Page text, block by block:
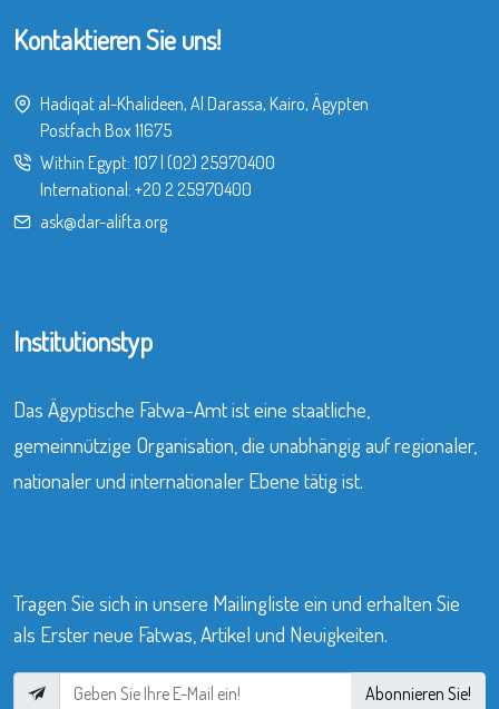
Kontaktieren Sie uns!
Hadiqat al-Khalideen, Al Darassa, Kairo, Ägypten
Postfach Box 11675
Within Egypt: 107| (02) 25970400
International: +20 2 25970400
ask@dar-alifta.org
Institutionstyp
Das Ägyptische Fatwa-Amt ist eine staatliche,
gemeinnützige Organisation, die unabhängig auf regionaler,
nationaler und internationaler Ebene tätig ist.
Tragen Sie sich in unsere Mailingliste ein und erhalten Sie
als Erster neue Fatwas, Artikel und Neuigkeiten.
Abonnieren Sie!